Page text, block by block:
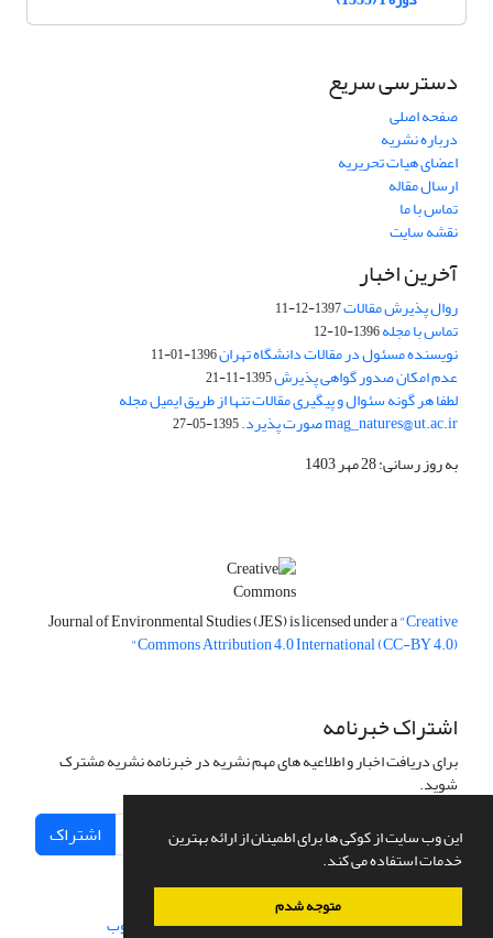
این وب سایت از کوکی ها برای اطمینان از ارائه بهترین
خدمات استفاده می کند.
متوجه شدم
دسترسی سریع
صفحه اصلی
درباره نشریه
اعضای هیات تحریریه
ارسال مقاله
تماس با ما
نقشه سایت
آخرین اخبار
روال پذیرش مقالات1397-12-11
تماس با مجله1396-10-12
نویسنده مسئول در مقالات دانشگاه تهران1396-01-11
عدم امکان صدور گواهی پذیرش1395-11-21
لطفا هر گونه سئوال و پیگیری مقالات تنها از طریق ایمیل مجله
mag_natures@ut.ac.ir صورت پذیرد. 1395-05-27
به روز رسانی: 28 مهر 1403
Journal of Environmental Studies (JES) is licensed under a"Creative
Commons Attribution 4.0 International (CC-BY 4.0)"
اشتراک خبرنامه
برای دریافت اخبار و اطلاعیه های مهم نشریه در خبرنامه نشریه مشترک
شوید.
اشتراک
سامانه مدیریت نشریات علمی.طراحی و پیاده سازی از سیناوب